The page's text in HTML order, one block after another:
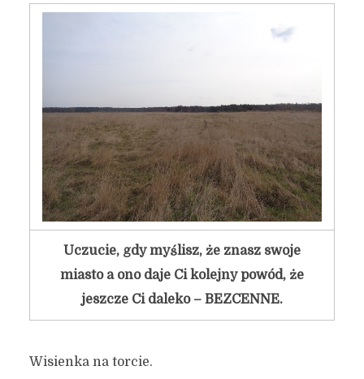
Uczucie, gdy myślisz, że znasz swoje
miasto a ono daje Ci kolejny powód, że
jeszcze Ci daleko – BEZCENNE.
Wisienka na torcie.